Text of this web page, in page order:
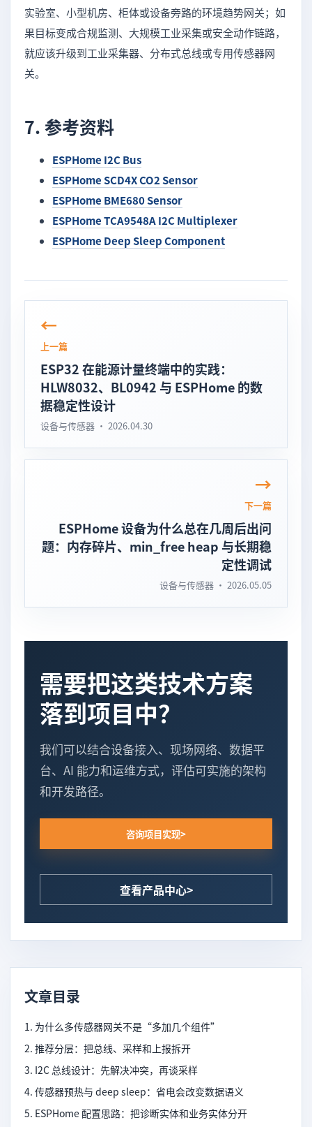
实验室、小型机房、柜体或设备旁路的环境趋势网关；如
果目标变成合规监测、大规模工业采集或安全动作链路，
就应该升级到工业采集器、分布式总线或专用传感器网
关。
7. 参考资料
ESPHome I2C Bus
ESPHome SCD4X CO2 Sensor
ESPHome BME680 Sensor
ESPHome TCA9548A I2C Multiplexer
ESPHome Deep Sleep Component
上一篇
ESP32 在能源计量终端中的实践：
HLW8032、BL0942 与 ESPHome 的数
据稳定性设计
设备与传感器 · 2026.04.30
下一篇
ESPHome 设备为什么总在几周后出问
题：内存碎片、min_free heap 与长期稳
定性调试
设备与传感器 · 2026.05.05
需要把这类技术方案
落到项目中？
我们可以结合设备接入、现场网络、数据平
台、AI 能力和运维方式，评估可实施的架构
和开发路径。
咨询项目实现
查看产品中心
文章目录
1. 为什么多传感器网关不是“多加几个组件”
2. 推荐分层：把总线、采样和上报拆开
3. I2C 总线设计：先解决冲突，再谈采样
4. 传感器预热与 deep sleep：省电会改变数据语义
5. ESPHome 配置思路：把诊断实体和业务实体分开